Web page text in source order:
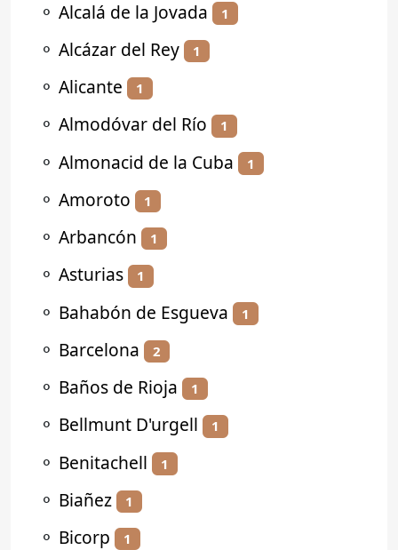
⚬ Alcalá de la Jovada 1
⚬ Alcázar del Rey 1
⚬ Alicante 1
⚬ Almodóvar del Río 1
⚬ Almonacid de la Cuba 1
⚬ Amoroto 1
⚬ Arbancón 1
⚬ Asturias 1
⚬ Bahabón de Esgueva 1
⚬ Barcelona 2
⚬ Baños de Rioja 1
⚬ Bellmunt D'urgell 1
⚬ Benitachell 1
⚬ Biañez 1
⚬ Bicorp 1